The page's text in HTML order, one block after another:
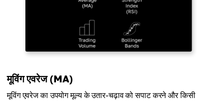
मूविंग एवरेज (MA)
मूविंग एवरेज का उपयोग मूल्य के उतार-चढ़ाव को सपाट करने और किसी